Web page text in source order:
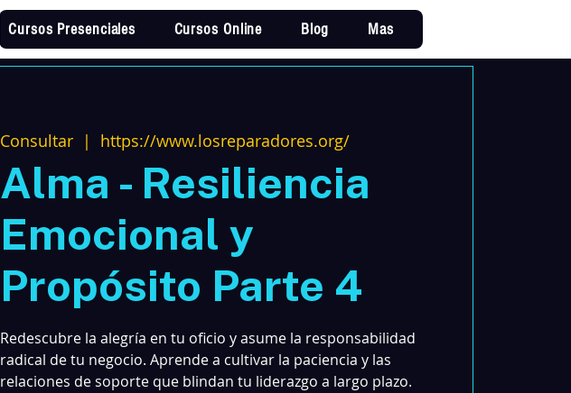
Cursos Presenciales Cursos Online Blog Mas
Consultar
  |
https://www.losreparadores.org/
Alma - Resiliencia
Emocional y
Propósito Parte 4
Redescubre la alegría en tu oficio y asume la responsabilidad
radical de tu negocio. Aprende a cultivar la paciencia y las
relaciones de soporte que blindan tu liderazgo a largo plazo.